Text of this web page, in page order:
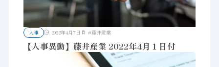
人事 2022年4月7日 #藤井産業
【人事異動】藤井産業 2022年4月１日付